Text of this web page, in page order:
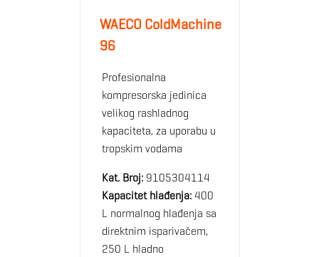
WAECO ColdMachine
96
Profesionalna
kompresorska jedinica
velikog rashladnog
kapaciteta, za uporabu u
tropskim vodama
Kat. Broj:9105304114
Kapacitet hlađenja:400
L normalnog hlađenja sa
direktnim isparivačem,
250 L hladno